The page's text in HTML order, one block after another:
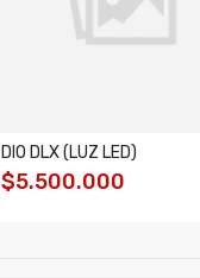
DIO DLX (LUZ LED)
$5.500.000